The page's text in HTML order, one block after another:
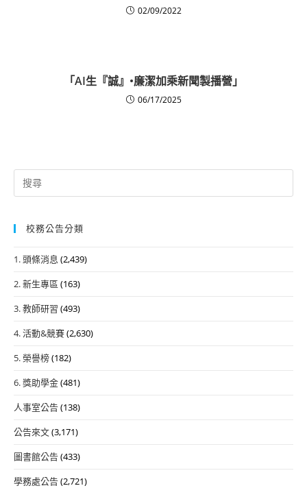
02/09/2022
「AI生『誠』•廉潔加乘新聞製播營」
06/17/2025
Search
for:
校務公告分類
1. 頭條消息 (2,439)
2. 新生專區 (163)
3. 教師研習 (493)
4. 活動&競賽(2,630)
5. 榮譽榜(182)
6. 獎助學金(481)
人事室公告(138)
公告來文(3,171)
圖書館公告(433)
學務處公告(2,721)